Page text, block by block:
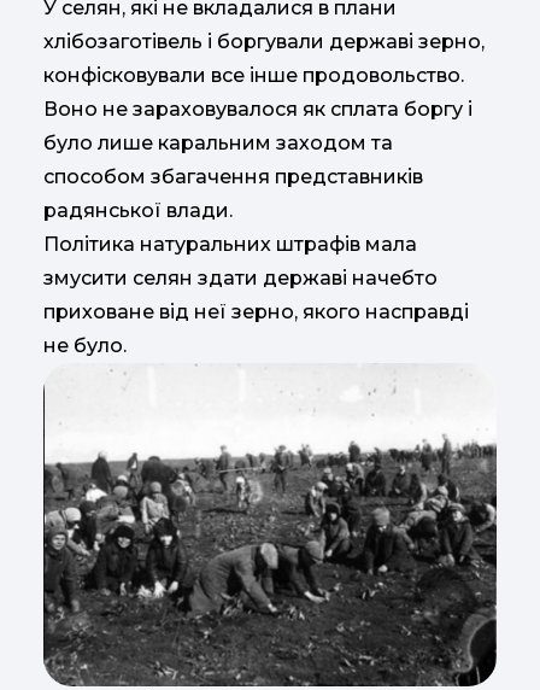
У селян, які не вкладалися в плани
хлібозаготівель і боргували державі зерно,
конфісковували все інше продовольство.
Воно не зараховувалося як сплата боргу і
було лише каральним заходом та
способом збагачення представників
радянської влади.
Політика натуральних штрафів мала
змусити селян здати державі начебто
приховане від неї зерно, якого насправді
не було.